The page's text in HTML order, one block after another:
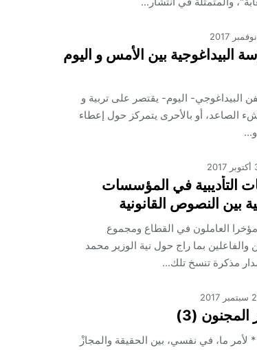
البيداغوجية بين الأمس و اليوم
البيداغوجي- اليوم- يقتصر على تربية و
الصاعد، أو بالأحرى يتمركز حول إعطاء
التأديبية في المؤسسات
بين النصوص القانونية
التربوية والتقنية
العاملون في القطاع ومجموع
والفاعلين بما راج حول نية الوزير محمد
مذكرة تنسخ تلك...
(3)
*** لأمر ما، في نفسي، بين الحقيقة والمجازْ